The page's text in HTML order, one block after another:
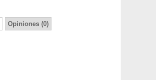
Opiniones (0)